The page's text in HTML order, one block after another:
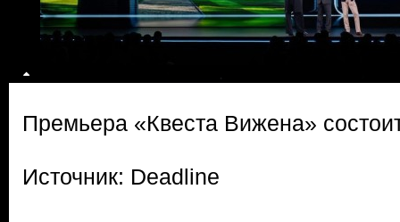
Премьера «Квеста Вижена»
Источник: Deadline